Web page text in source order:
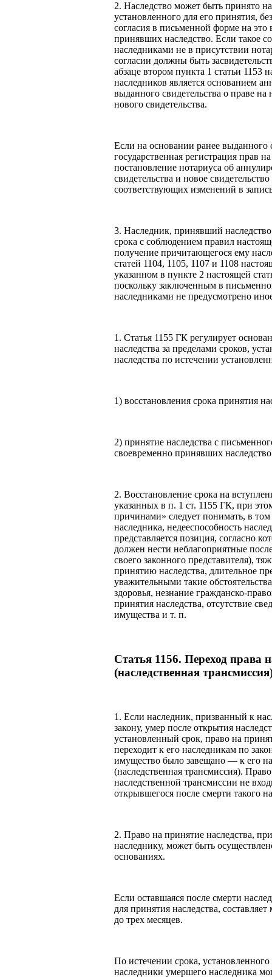
2. Наследство может быть принято
установленного для его принятия,
согласия в письменной форме на это
принявших наследство. Если такое
наследниками не в присутствии
согласии должны быть
абзаце втором пункта 1 статьи 1153
наследников является основанием
выданного свидетельства о праве
нового свидетельства.
Если на основании ранее выданного
государственная регистрация прав
постановление нотариуса об
свидетельства и новое
соответствующих изменений в
3. Наследник, принявший
срока с соблюдением правил
получение причитающегося ему
статей 1104, 1105, 1107 и 1108
указанном в пункте 2 настоящей
поскольку заключенным в
наследниками не предусмотрено
1. Статья 1155 ГК регулирует
наследства за пределами сроков,
наследства по истечении
1) восстановления срока принятия
2) принятие наследства с
своевременно принявших
2. Восстановление срока на
указанных в п. 1 ст. 1155 ГК, при
причинами» следует понимать, в
наследника, недееспособность
представляется позиция, согласно
должен нести неблагоприятные
своего законного представителя),
принятию наследства, длительное
уважительными такие
здоровья, незнание гражданско-
принятия наследства, отсутствие
имущества и т. п.
Статья 1156. Переход права
(наследственная
1. Если наследник, призванный к
закону, умер после открытия
установленный срок, право на
переходит к его наследникам по
имущество было завещано — к его
(наследственная трансмиссия).
наследственной трансмиссии не
открывшегося после смерти такого
2. Право на принятие наследства,
наследнику, может быть
основаниях.
Если оставшаяся после смерти
для принятия наследства,
до трех месяцев.
По истечении срока,
наследники умершего наследника